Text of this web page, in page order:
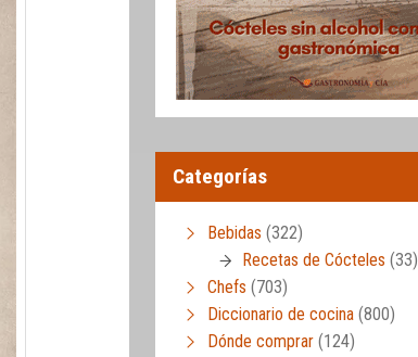
Categorías
Bebidas (322)
Recetas de Cócteles (33)
Chefs (703)
Diccionario de cocina (800)
Dónde comprar (124)